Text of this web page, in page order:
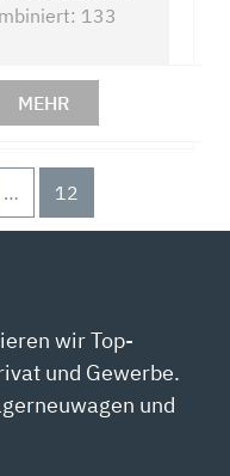
133
MEHR
… 12
wir Top-
und Gewerbe.
und